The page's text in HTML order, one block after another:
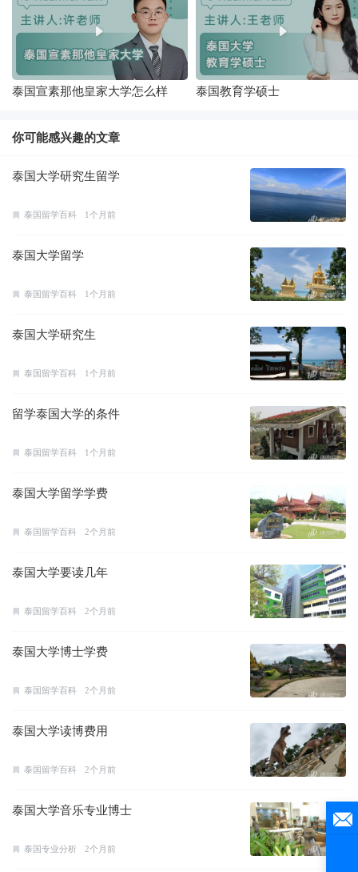
泰国宣素那他皇家大学怎么样 泰国教育学硕士
你可能感兴趣的文章
泰国大学研究生留学
泰国留学百科 1个月前
泰国大学留学
泰国留学百科 1个月前
泰国大学研究生
泰国留学百科 1个月前
留学泰国大学的条件
泰国留学百科 1个月前
泰国大学留学学费
泰国留学百科 2个月前
泰国大学要读几年
泰国留学百科 2个月前
泰国大学博士学费
泰国留学百科 2个月前
泰国大学读博费用
泰国留学百科 2个月前
泰国大学音乐专业博士
泰国专业分析 2个月前